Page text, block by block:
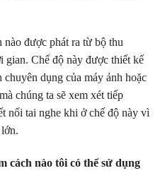
được phát ra từ bộ thu
gian. Chế độ này được thiết kế
dụng của máy ảnh hoặc
chúng ta sẽ xem xét tiếp
nối tai nghe khi ở chế độ này vì
cách nào tôi có thể sử dụng